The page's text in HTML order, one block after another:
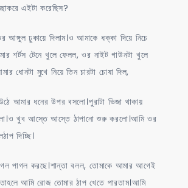
এইটা করেছিস?
ঢুকায়ে দিলাম।ও আমাকে ধক্কা দিয়ে নিচে
শর্টস টেনে খুলে ফেলল, ওর নাইট গাউনটা খুলে
ধোনটা মুখে নিয়ে তিন চারটা চোষা দিল,
আমার ধনের উপর বসলো।পুরাটা ভিজা থাকায়
খুব আস্তে আস্তে ঠাপানো শুরু করলো।আমি ওর
দিচ্ছি।
পাগল করছে।শান্তা বলল, তোমাকে আমার আগেই
আমি রোজ তোমার ঠাপ খেতে পারতাম।আমি